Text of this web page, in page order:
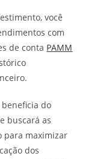
você
com
de conta PAMM
beneficia do
buscará as
para maximizar
dos